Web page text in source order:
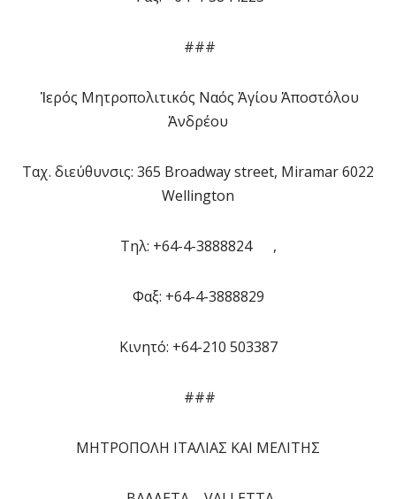
###
Ἱερός Μητροπολιτικός Ναός Ἁγίου Ἀποστόλου
Ἀνδρέου
Ταχ. διεύθυνσις: 365 Broadway street, Miramar 6022
Wellington
Tηλ: +64-4-3888824 ,
Φαξ: +64-4-3888829
Κινητό: +64-210 503387
###
ΜΗΤΡΟΠΟΛΗ ΙΤΑΛΙΑΣ ΚΑΙ ΜΕΛΙΤΗΣ